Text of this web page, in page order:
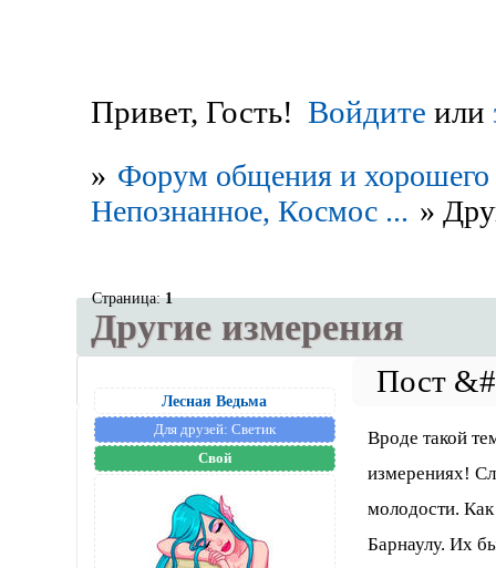
Привет, Гость! Войдите или
» Форум общения и хорошего
Непознанное, Космос ... »
Другие измерения
Страница:1
Лесная Ведьма
Для друзей: Светик
Свой
Вроде такой
измерениях!
молодости.
Барнаулу. Их